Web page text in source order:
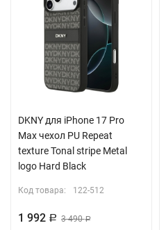
DKNY для iPhone 17 Pro
Max чехол PU Repeat
texture Tonal stripe Metal
logo Hard Black
Код товара: 122-512
1 992 Р 3 490Р